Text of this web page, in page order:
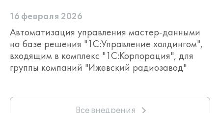
8"предназначен для повышения
масштабируемости и надежности
информационных систем, работающих
на платформе «1С:Предприятие 8»
за счет решения широкого круга
16 февраля 2026
Автоматизация управления мастер-данными
на базе решения "1С:Управление холдингом",
входящим в комплекс "1С:Корпорация", для
группы компаний "Ижевский радиозавод"
Все внедрения